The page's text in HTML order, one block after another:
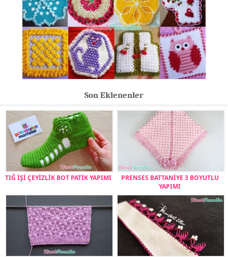
Son Eklenenler
TIĞ İŞİ ÇEYİZLİK BOT PATİK YAPIMI
PRENSES BATTANİYE 3 BOYUTLU
YAPIMI